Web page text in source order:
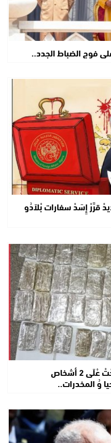
فوج الضباط الجدد..
قرَّرْ إِسَدْ سفارات بْلاَدُو
فرقة مكافحة العصابات طَاحْتْ عْلَى 2 أشخاص
وُ المخدرات..